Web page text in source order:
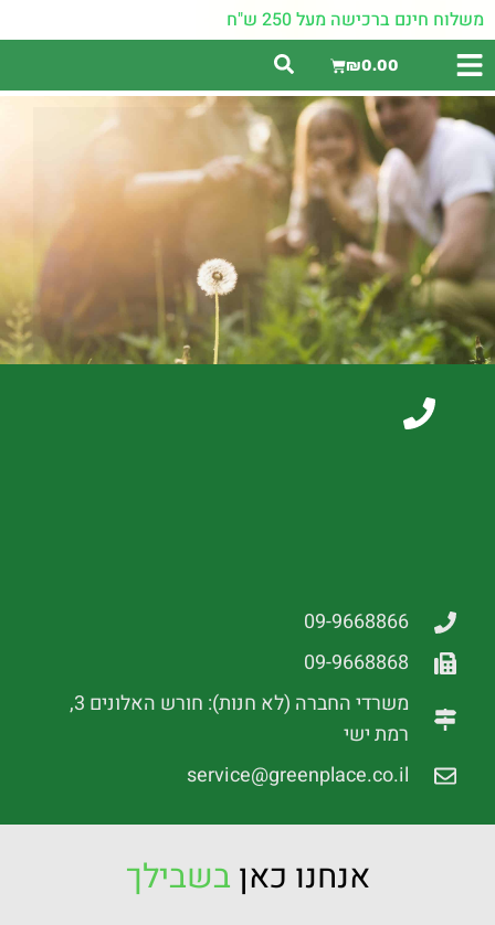
משלוח חינם ברכישה מעל 250 ש"ח
₪0.00
09-9668866
09-9668868
משרדי החברה (לא חנות): חורש האלונים 3,
רמת ישי
service@greenplace.co.il
אנחנו כאן בשבילך